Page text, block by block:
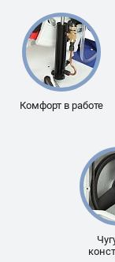
Комфорт в работе